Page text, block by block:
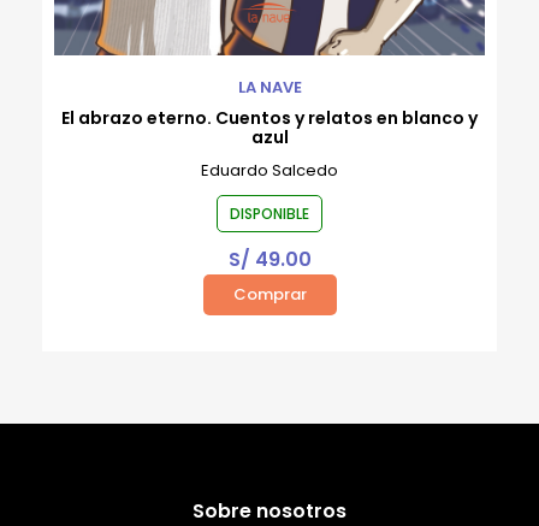
LA NAVE
El abrazo eterno. Cuentos y relatos en blanco y
azul
Eduardo Salcedo
DISPONIBLE
S/ 49.00
Comprar
Sobre nosotros